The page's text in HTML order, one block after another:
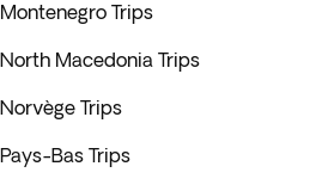
Montenegro Trips
North Macedonia Trips
Norvège Trips
Pays-Bas Trips